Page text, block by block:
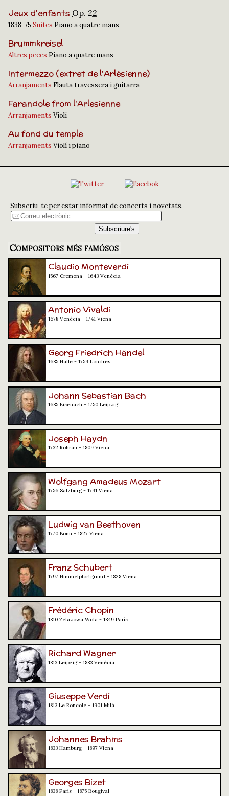
Jeux d'enfants Op. 22
1838-75 Suites Piano a quatre mans
Brummkreisel
Altres peces Piano a quatre mans
Intermezzo (extret de l'Arlésienne)
Arranjaments Flauta travessera i guitarra
Farandole from l'Arlesienne
Arranjaments Violí
Au fond du temple
Arranjaments Violí i piano
Subscriu-te per estar informat de concerts i novetats.
Compositors més famósos
Claudio Monteverdi
1567 Cremona - 1643 Venècia
Antonio Vivaldi
1678 Venècia - 1741 Viena
Georg Friedrich Händel
1685 Halle - 1759 Londres
Johann Sebastian Bach
1685 Eisenach - 1750 Leipzig
Joseph Haydn
1732 Rohrau - 1809 Viena
Wolfgang Amadeus Mozart
1756 Salzburg - 1791 Viena
Ludwig van Beethoven
1770 Bonn - 1827 Viena
Franz Schubert
1797 Himmelpfortgrund - 1828 Viena
Frédéric Chopin
1810 Żelazowa Wola - 1849 París
Richard Wagner
1813 Leipzig - 1883 Venècia
Giuseppe Verdi
1813 Le Roncole - 1901 Milà
Johannes Brahms
1833 Hamburg - 1897 Viena
Georges Bizet
1838 París - 1875 Bougival